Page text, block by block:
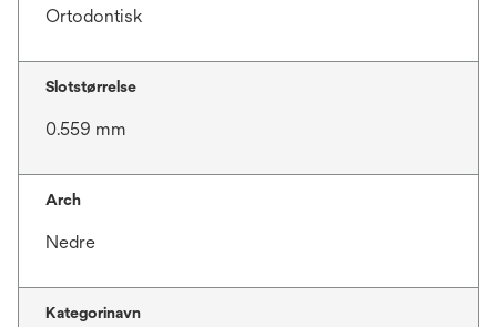
Ortodontisk
Slotstørrelse
0.559 mm
Arch
Nedre
Kategorinavn